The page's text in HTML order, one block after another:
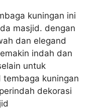
kuningan ini
masjid. dengan
dan elegand
indah dan
untuk
tembaga kuningan
dekorasi